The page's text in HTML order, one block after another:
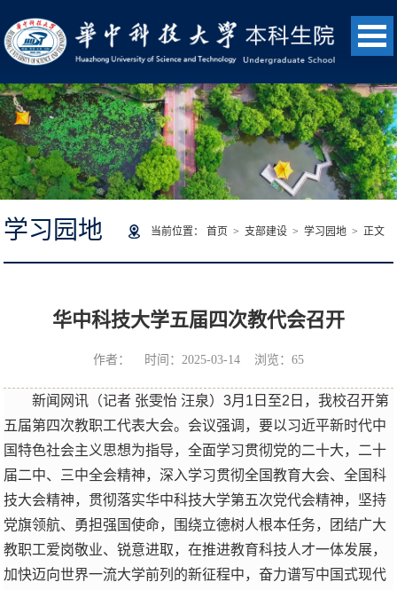
学习园地 当前位置： 首页 > 支部建设> 学习园地> 正文
华中科技大学五届四次教代会召开
作者： 时间：2025-03-14 浏览： 65
新闻网讯（记者 张雯怡 汪泉）3月1日至2日，我校召开第
五届第四次教职工代表大会。会议强调，要以习近平新时代中
国特色社会主义思想为指导，全面学习贯彻党的二十大，二十
届二中、三中全会精神，深入学习贯彻全国教育大会、全国科
技大会精神，贯彻落实华中科技大学第五次党代会精神，坚持
党旗领航、勇担强国使命，围绕立德树人根本任务，团结广大
教职工爱岗敬业、锐意进取，在推进教育科技人才一体发展，
加快迈向世界一流大学前列的新征程中，奋力谱写中国式现代